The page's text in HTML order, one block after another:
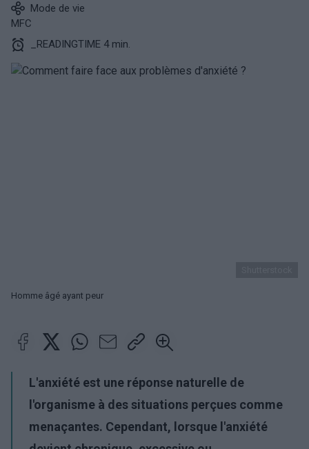
Mode de vie
MFC
_READINGTIME 4 min.
Homme âgé ayant peur
L'anxiété est une réponse naturelle de
l'organisme à des situations perçues comme
menaçantes. Cependant, lorsque l'anxiété